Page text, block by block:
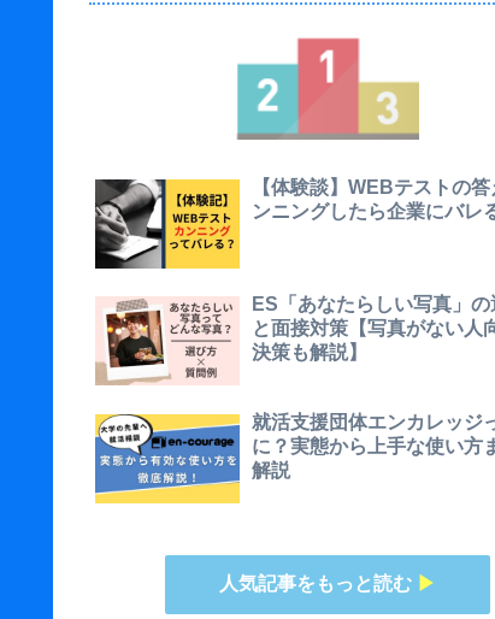
【体験談】WEBテストの答
ンニングしたら企業にバレ
ES「あなたらしい写真」
と面接対策【写真がない人
決策も解説】
就活支援団体エンカレッジ
に？実態から上手な使い方
解説
人気記事をもっと読む ▶